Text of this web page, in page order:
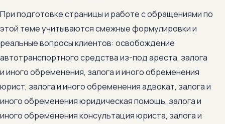
При подготовке страницы и работе с обращениями по
этой теме учитываются смежные формулировки и
реальные вопросы клиентов: освобождение
автотранспортного средства из-под ареста, залога
и иного обременения, залога и иного обременения
юрист, залога и иного обременения адвокат, залога и
иного обременения юридическая помощь, залога и
иного обременения консультация юриста, залога и